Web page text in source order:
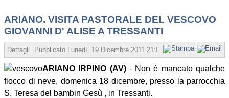
ARIANO. VISITA PASTORALE DEL VESCOVO
GIOVANNI D' ALISE A TRESSANTI
Dettagli Pubblicato Lunedì, 19 Dicembre 2011 21:07 Scritto da francesco
ARIANO IRPINO (AV)- Non è mancato qualche
fiocco di neve, domenica 18 dicembre, presso la parrocchia
S. Teresa del bambin Gesù , in Tressanti.